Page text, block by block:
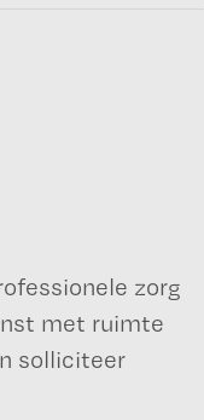
zorg
met ruimte
solliciteer